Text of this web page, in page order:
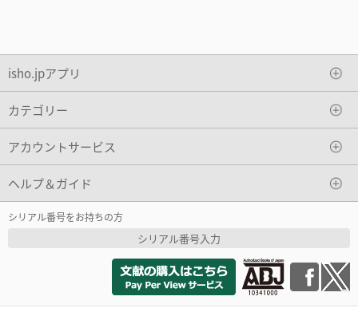
isho.jpアプリ
カテゴリー
アカウントサービス
ヘルプ＆ガイド
シリアル番号をお持ちの方
シリアル番号入力